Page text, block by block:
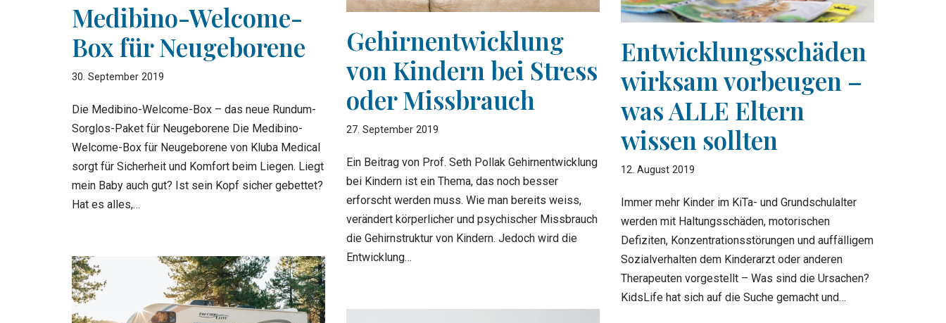
Medibino-Welcome-
Box für Neugeborene
30. September 2019
Die Medibino-Welcome-Box – das neue Rundum-
Sorglos-Paket für Neugeborene Die Medibino-
Welcome-Box für Neugeborene von Kluba Medical
sorgt für Sicherheit und Komfort beim Liegen. Liegt
mein Baby auch gut? Ist sein Kopf sicher gebettet?
Hat es alles,…
Gehirnentwicklung
von Kindern bei Stress
oder Missbrauch
27. September 2019
Ein Beitrag von Prof. Seth Pollak Gehirnentwicklung
bei Kindern ist ein Thema, das noch besser
erforscht werden muss. Wie man bereits weiss,
verändert körperlicher und psychischer Missbrauch
die Gehirnstruktur von Kindern. Jedoch wird die
Entwicklung…
Entwicklungsschäden
wirksam vorbeugen –
was ALLE Eltern
wissen sollten
12. August 2019
Immer mehr Kinder im KiTa- und Grundschulalter
werden mit Haltungsschäden, motorischen
Defiziten, Konzentrationsstörungen und auffälligem
Sozialverhalten dem Kinderarzt oder anderen
Therapeuten vorgestellt – Was sind die Ursachen?
KidsLife hat sich auf die Suche gemacht und…